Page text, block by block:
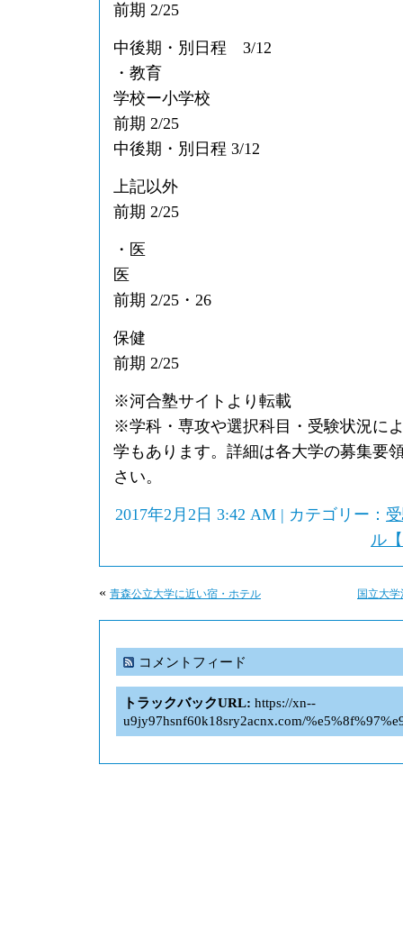
前期 2/25
中後期・別日程 3/12
・教育
学校ー小学校
前期 2/25
中後期・別日程 3/12
上記以外
前期 2/25
・医
医
前期 2/25・26
保健
前期 2/25
※河合塾サイトより転載
※学科・専攻や選択科目・受験状況に
学もあります。詳細は各大学の募集要
さい。
2017年2月2日 3:42 AM | カテゴリー：
ル
« 青森公立大学に近い宿・ホテル 国立大
コメントフィード
トラックバックURL: https://xn--
u9jy97hsnf60k18sry2acnx.com/